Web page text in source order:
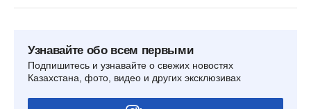
Узнавайте обо всем первыми
Подпишитесь и узнавайте о свежих новостях
Казахстана, фото, видео и других эксклюзивах